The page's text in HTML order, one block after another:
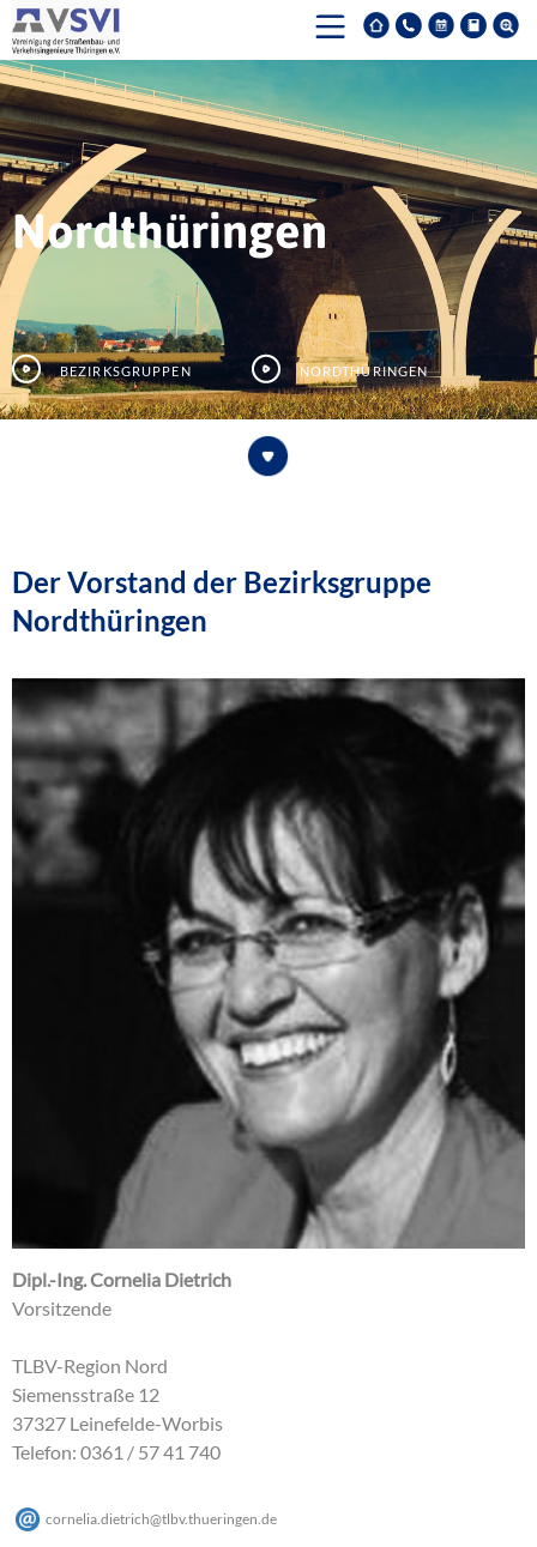
Nordthüringen
Bezirksgruppen Nordthüringen
Der Vorstand der Bezirksgruppe
Nordthüringen
Dipl.-Ing. Cornelia Dietrich
Vorsitzende
TLBV-Region Nord
Siemensstraße 12
37327 Leinefelde-Worbis
Telefon: 0361 / 57 41 740
cornelia.dietrich@tlbv.thueringen de